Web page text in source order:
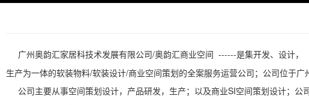
广州奥韵汇家居科技术发展有限公司/奥韵汇商业空间 ------是集开发、设计，
生产为一体的软装物料/软装设计/商业空间策划的全案服务运营公司；公司位于
公司主要从事空间策划设计，产品研发，生产；以及商业SI空间策划设计；公